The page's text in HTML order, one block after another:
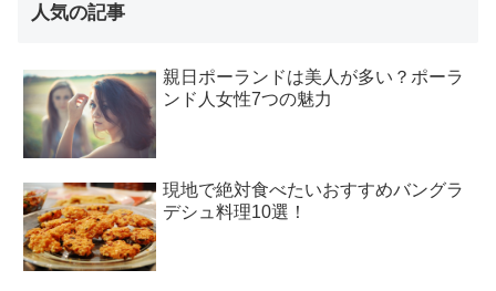
人気の記事
親日ポーランドは美人が多い？ポーラ
ンド人女性7つの魅力
現地で絶対食べたいおすすめバングラ
デシュ料理10選！